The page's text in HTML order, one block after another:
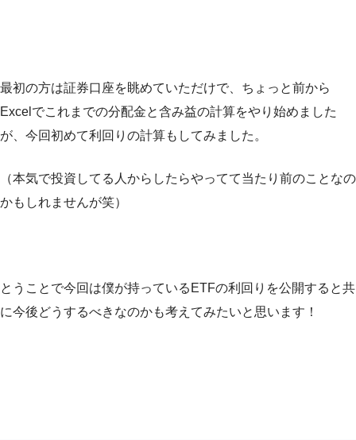
最初の方は証券口座を眺めていただけで、ちょっと前から
Excelでこれまでの分配金と含み益の計算をやり始めました
が、今回初めて利回りの計算もしてみました。
（本気で投資してる人からしたらやってて当たり前のことなの
かもしれませんが笑）
とうことで今回は僕が持っているETFの利回りを公開すると共
に今後どうするべきなのかも考えてみたいと思います！